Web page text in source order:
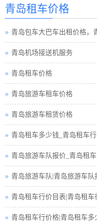
青岛租车须知小车
青岛巴士租车公司
青岛小车租车公司
青岛旅游包车小车
青岛旅游小车车队
青岛旅游小车小车
青岛租车接送小车
青岛汽车租赁中巴
青岛租车行小车
青岛小车租赁公司
青岛高铁接送小车
青岛租车价格
青岛包车大巴车出租价格，
青岛机场接送机服务
青岛租车价格
青岛旅游车租车价格
青岛旅游车租赁价格
青岛租车多少钱_青岛租车
青岛旅游车队报价_青岛租
青岛旅游车队|青岛旅游车队
青岛租车行价目表|青岛租车
青岛租车行价格|青岛租车多